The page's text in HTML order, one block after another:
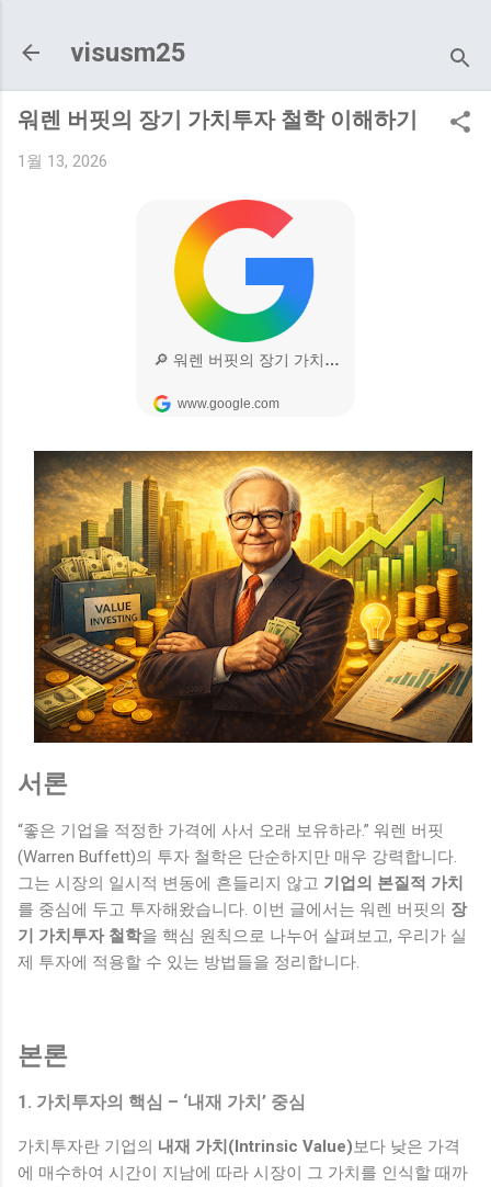
visusm25
워렌 버핏의 장기 가치투자 철학 이해하기
1월 13, 2026
서론
“좋은 기업을 적정한 가격에 사서 오래 보유하라.” 워렌 버핏
(Warren Buffett)의 투자 철학은 단순하지만 매우 강력합니다.
그는 시장의 일시적 변동에 흔들리지 않고 기업의 본질적 가치
를 중심에 두고 투자해왔습니다. 이번 글에서는 워렌 버핏의 장
기 가치투자 철학을 핵심 원칙으로 나누어 살펴보고, 우리가 실
제 투자에 적용할 수 있는 방법들을 정리합니다.
본론
1. 가치투자의 핵심 – ‘내재 가치’ 중심
가치투자란 기업의 내재 가치(Intrinsic Value)보다 낮은 가격
에 매수하여 시간이 지남에 따라 시장이 그 가치를 인식할 때까